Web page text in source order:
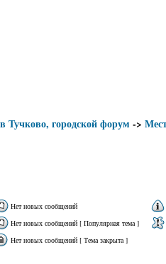
Тучково, городской форум ->
Нет новых сообщений
Нет новых сообщений [ Популярная тема ]
Нет новых сообщений [ Тема закрыта ]